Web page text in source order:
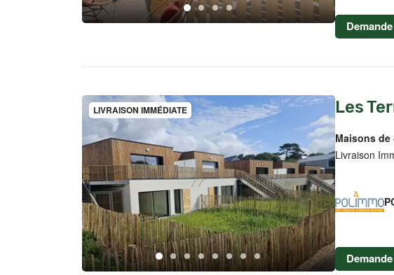
LIVRAISON IMMÉDIATE Les
Maisons de
Livraison